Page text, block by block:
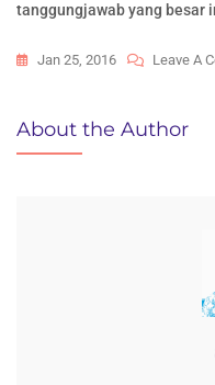
tanggungjawab yang besar
Jan 25, 2016 Leave A
About the Author